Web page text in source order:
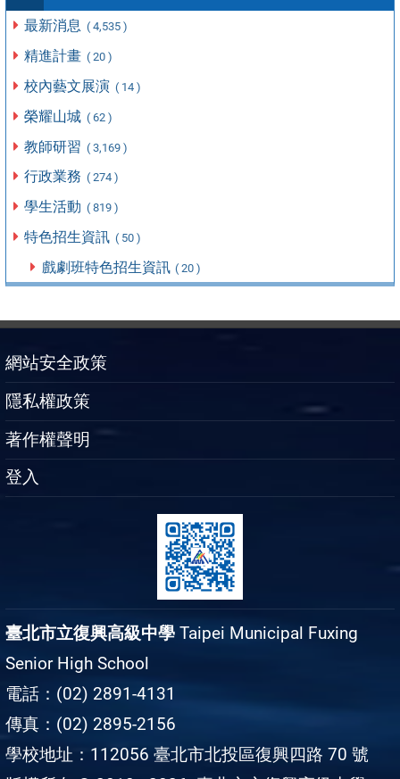
最新消息 ( 4,535 )
精進計畫 ( 20 )
校內藝文展演 ( 14 )
榮耀山城 ( 62 )
教師研習 ( 3,169 )
行政業務 ( 274 )
學生活動 ( 819 )
特色招生資訊 ( 50 )
戲劇班特色招生資訊 ( 20 )
網站安全政策
隱私權政策
著作權聲明
登入
臺北市立復興高級中學 Taipei Municipal Fuxing
Senior High School
電話：(02) 2891-4131
傳真：(02) 2895-2156
學校地址：112056 臺北市北投區復興四路 70 號